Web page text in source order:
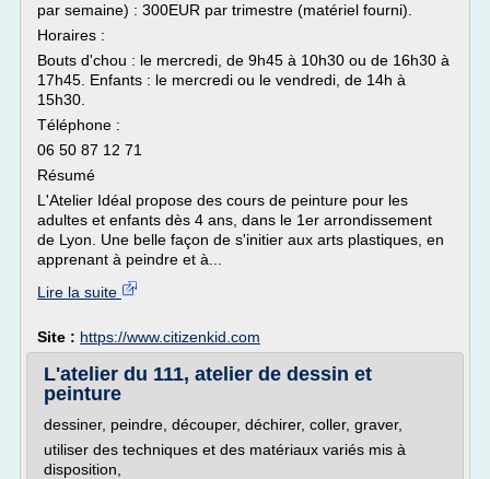
par semaine) : 300EUR par trimestre (matériel fourni).
Horaires :
Bouts d'chou : le mercredi, de 9h45 à 10h30 ou de 16h30 à
17h45. Enfants : le mercredi ou le vendredi, de 14h à
15h30.
Téléphone :
06 50 87 12 71
Résumé
L'Atelier Idéal propose des cours de peinture pour les
adultes et enfants dès 4 ans, dans le 1er arrondissement
de Lyon. Une belle façon de s'initier aux arts plastiques, en
apprenant à peindre et à...
Lire la suite
Site : https://www.citizenkid.com
L'atelier du 111, atelier de dessin et
peinture
dessiner, peindre, découper, déchirer, coller, graver,
utiliser des techniques et des matériaux variés mis à
disposition,